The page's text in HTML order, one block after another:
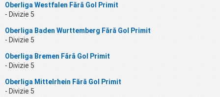
Oberliga Westfalen Fără Gol Primit
- Divizie 5
Oberliga Baden Wurttemberg Fără Gol Primit
- Divizie 5
Oberliga Bremen Fără Gol Primit
- Divizie 5
Oberliga Mittelrhein Fără Gol Primit
- Divizie 5